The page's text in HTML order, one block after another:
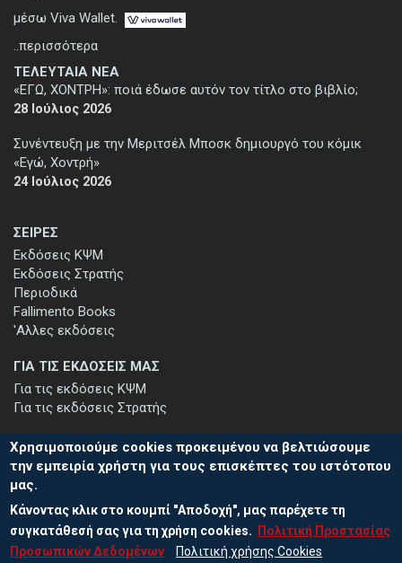
ΣΕΙΡΕΣ
Εκδόσεις ΚΨΜ
Εκδόσεις Στρατής
Περιοδικά
Fallimento Books
'Αλλες εκδόσεις
ΤΕΛΕΥΤΑΙΑ ΝΕΑ
«ΕΓΩ, ΧΟΝΤΡΗ»: ποιά έδωσε αυτόν τον τίτλο στο βιβλίο;
28 Ιούλιος 2026
Συνέντευξη με την Μεριτσέλ Μποσκ δημιουργό του κόμικ
«Εγώ, Χοντρή»
24 Ιούλιος 2026
ΓΙΑ ΤΙΣ ΕΚΔΟΣΕΙΣ ΜΑΣ
Για τις εκδόσεις ΚΨΜ
Για τις εκδόσεις Στρατής
μέσω Viva Wallet.
..περισσότερα
ΕΓΓΡΑΦΗ ΣΤΟ ΕΝΗΜΕΡΩΤΙΚΟ ΔΕΛΤΙΟ
Μείνετε ενημερωμένοι για τις νέες εκδόσεις μας και τις εκδηλώσεις
μας - εγγραφείτε στο ενημερωτικό μας δελτίο.
Χρησιμοποιούμε cookies προκειμένου να βελτιώσουμε
την εμπειρία χρήστη για τους επισκέπτες του ιστότοπου
μας.
Κάνοντας κλικ στο κουμπί "Αποδοχή", μας παρέχετε τη
συγκατάθεσή σας για τη χρήση cookies.
Πολιτική Προστασίας
Προσωπικών Δεδομένων
Πολιτική χρήσης Cookies